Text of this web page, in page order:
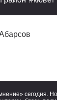
сегодня.